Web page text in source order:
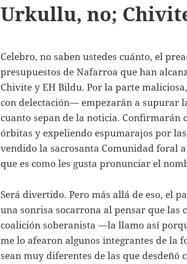
Urkullu, no;
Celebro, no saben ustedes cuánto, el
presupuestos de Nafarroa que han
Chivite y EH Bildu. Por la parte
con delectación— empezarán a supurar
cuanto sepan de la noticia. Confirmarán
órbitas y expeliendo espumarajos por las
vendido la sacrosanta Comunidad foral a
que es como les gusta pronunciar el
Será divertido. Pero más allá de eso, el
una sonrisa socarrona al pensar que las
coalición soberanista —la llamo así
me lo afearon algunos integrantes de la
sean muy diferentes de las que desdeñó